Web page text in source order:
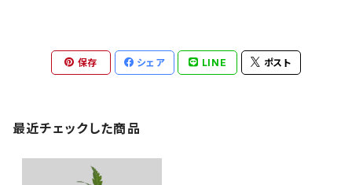
保存 シェア LINE ポスト
最近チェックした商品